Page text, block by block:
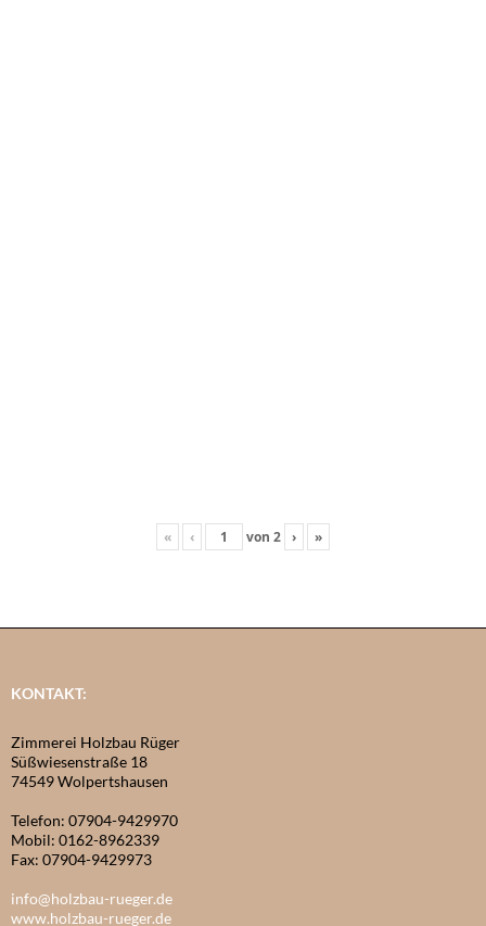
« ‹ von 2 › »
KONTAKT:
Zimmerei Holzbau Rüger
Süßwiesenstraße 18
74549 Wolpertshausen
Telefon: 07904-9429970
Mobil: 0162-8962339
Fax: 07904-9429973
info@holzbau-rueger.de
www.holzbau-rueger.de